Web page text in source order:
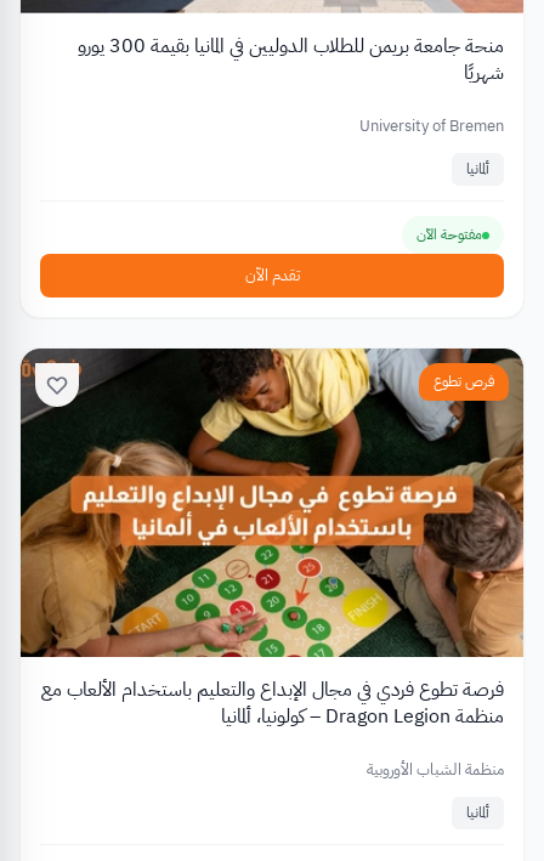
منحة جامعة بريمن للطلاب الدوليين في المانيا بقيمة 300 يورو
شهريًا
University of Bremen
ألمانيا
مفتوحة الآن
تقدم الآن
فرص تطوع
فرصة تطوع فردي في مجال الإبداع والتعليم باستخدام الألعاب مع
منظمة Dragon Legion – كولونيا، ألمانيا
منظمة الشباب الأوروبية
ألمانيا